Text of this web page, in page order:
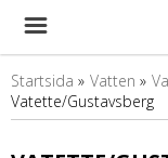
Startsida » Vatten »
Vatette/Gustavsberg